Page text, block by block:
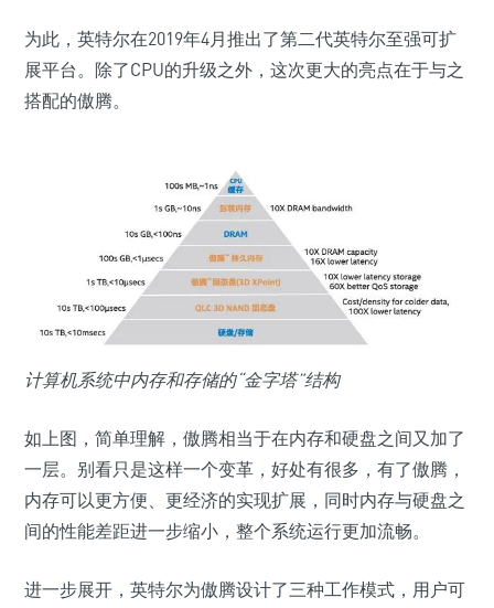
为此，英特尔在2019年4月推出了第二代英特尔至强可扩
展平台。除了CPU的升级之外，这次更大的亮点在于与之
搭配的傲腾。
计算机系统中内存和存储的“金字塔”结构
如上图，简单理解，傲腾相当于在内存和硬盘之间又加了
一层。别看只是这样一个变革，好处有很多，有了傲腾，
内存可以更方便、更经济的实现扩展，同时内存与硬盘之
间的性能差距进一步缩小，整个系统运行更加流畅。
进一步展开，英特尔为傲腾设计了三种工作模式，用户可